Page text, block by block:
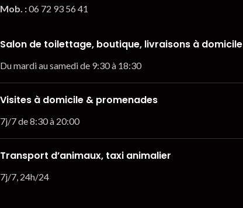
Mob. :06 72 93 56 41
Salon de toilettage, boutique, livraisons à domicile
Du mardi au samedi de 9:30 à 18:30
Visites à domicile & promenades
7j/7 de 8:30 à 20:00
Transport d’animaux, taxi animalier
7j/7, 24h/24